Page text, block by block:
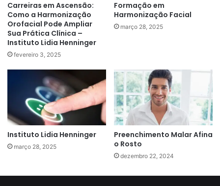
Carreiras em Ascensão:
Como a Harmonização
Orofacial Pode Ampliar
Sua Prática Clínica –
Instituto Lidia Henninger
fevereiro 3, 2025
Formação em
Harmonização Facial
março 28, 2025
Instituto Lidia Henninger
março 28, 2025
Preenchimento Malar Afina
o Rosto
dezembro 22, 2024